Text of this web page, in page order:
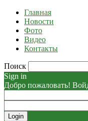
Главная
Новости
Фото
Видео
Контакты
Поиск
Sign in
Добро пожаловать!